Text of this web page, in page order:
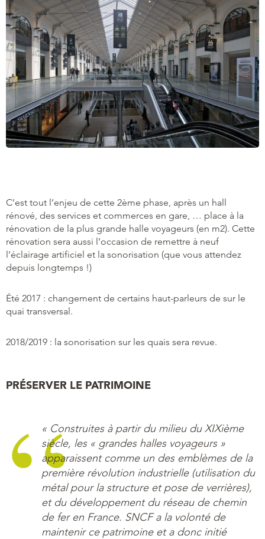
C’est tout l’enjeu de cette 2ème phase, après un hall
rénové, des services et commerces en gare, … place à la
rénovation de la plus grande halle voyageurs (en m2). Cette
rénovation sera aussi l’occasion de remettre à neuf
l’éclairage artificiel et la sonorisation (que vous attendez
depuis longtemps !)
Été 2017 : changement de certains haut-parleurs de sur le
quai transversal.
2018/2019 : la sonorisation sur les quais sera revue.
PRÉSERVER LE PATRIMOINE
« Construites à partir du milieu du XIXième
siècle, les « grandes halles voyageurs »
apparaissent comme un des emblèmes de la
première révolution industrielle (utilisation du
métal pour la structure et pose de verrières),
et du développement du réseau de chemin
de fer en France. SNCF a la volonté de
maintenir ce patrimoine et a donc initié